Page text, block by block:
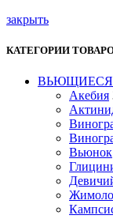
закрыть
КАТЕГОРИИ
ВЬЮЩИЕСЯ
Акебия
Вьюнок